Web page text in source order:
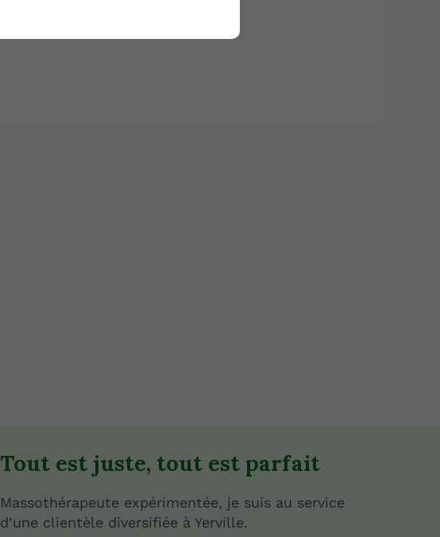
Tout est juste, tout est parfait
Massothérapeute expérimentée, je suis au service
d’une clientèle diversifiée à Yerville.